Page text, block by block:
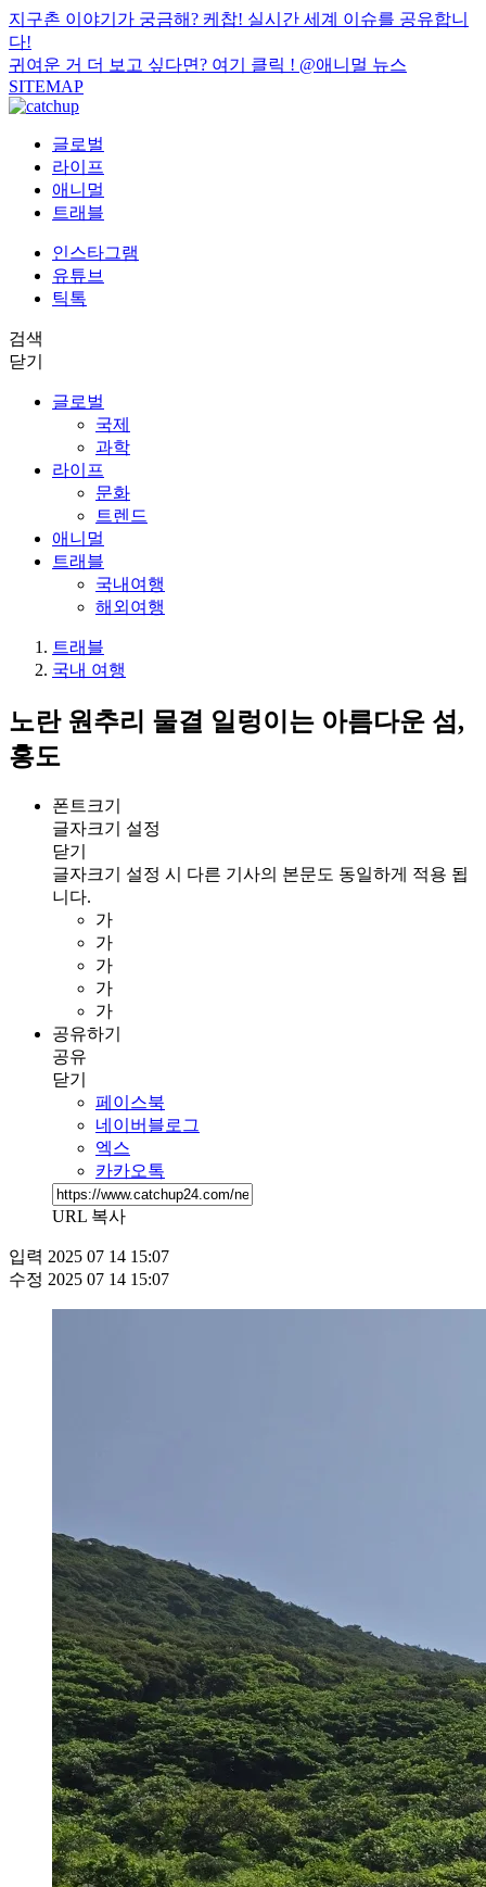
지구촌 이야기가 궁금해? 케찹! 실시간 세계 이슈를 공유합니
다!
귀여운 거 더 보고 싶다면? 여기 클릭 ! @애니멀 뉴스
SITEMAP
글로벌
라이프
애니멀
트래블
인스타그램
유튜브
틱톡
검색
닫기
글로벌
국제
과학
라이프
문화
트렌드
애니멀
트래블
국내여행
해외여행
트래블
국내 여행
노란 원추리 물결 일렁이는 아름다운 섬,
홍도
폰트크기
글자크기 설정
닫기
글자크기 설정 시 다른 기사의 본문도 동일하게 적용 됩
니다.
가
가
가
가
가
공유하기
공유
닫기
페이스북
네이버블로그
엑스
카카오톡
URL 복사
입력 2025 07 14 15:07
수정 2025 07 14 15:07